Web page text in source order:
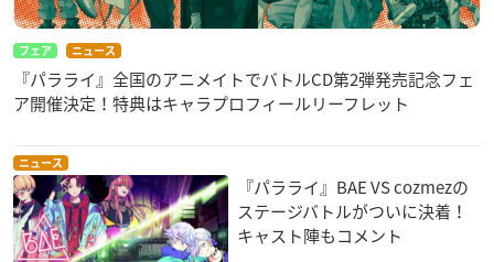
フェア ニュース
『パラライ』全国のアニメイトでバトルCD第2弾発売記念フェ
ア開催決定！特典はキャラプロフィールリーフレット
ニュース
『パラライ』BAE VS cozmezの
ステージバトルがついに決着！
キャスト陣もコメント